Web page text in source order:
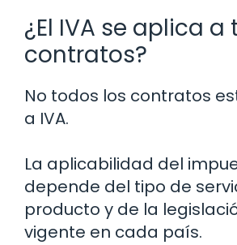
¿El IVA se aplica
contratos?
No todos los contratos
a IVA.
La aplicabilidad del
depende del tipo de
producto y de la
vigente en cada país.